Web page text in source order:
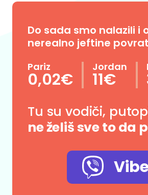
Do sada smo nalazili i
nerealno jeftine
Pariz
0,02€
Jordan
11€
Tu su vodiči,
ne želiš sve to da